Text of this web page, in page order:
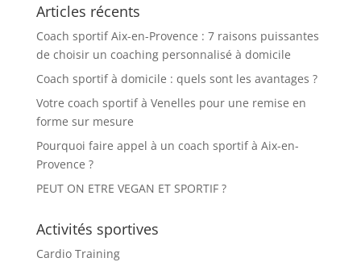
Articles récents
Coach sportif Aix-en-Provence : 7 raisons puissantes
de choisir un coaching personnalisé à domicile
Coach sportif à domicile : quels sont les avantages ?
Votre coach sportif à Venelles pour une remise en
forme sur mesure
Pourquoi faire appel à un coach sportif à Aix-en-
Provence ?
PEUT ON ETRE VEGAN ET SPORTIF ?
Activités sportives
Cardio Training